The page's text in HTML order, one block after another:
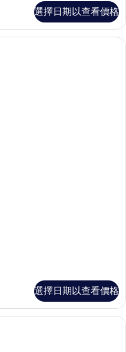
選擇日期以查看價格
選擇日期以查看價格